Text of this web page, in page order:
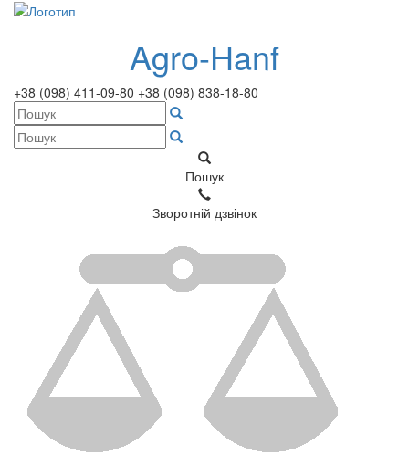
Agro-Hanf
+38 (098) 411-09-80 +38 (098) 838-18-80
Пошук
Зворотній дзвінок